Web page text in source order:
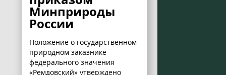
Минприроды
России
Положение о государственном
природном заказнике
федерального значения
«Ремдовский» утверждено